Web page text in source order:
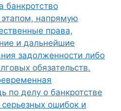
банкротство
напрямую
права,
и дальнейшие
задолженности либо
обязательств.
по делу о банкротстве
ошибок и